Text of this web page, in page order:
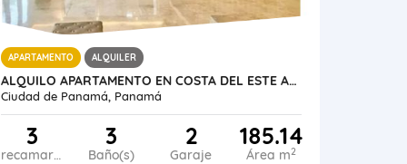
APARTAMENTO ALQUILER
ALQUILO APARTAMENTO EN COSTA DEL ESTE AMOBLADO
Ciudad de Panamá, Panamá
3
recamaras
3
Baño(s)
2
Garaje
185.14
Área m2